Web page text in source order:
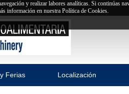
y realizar labores analíticas. Si continúas
información en nuestra Política de Cookies.
Ferias Localización